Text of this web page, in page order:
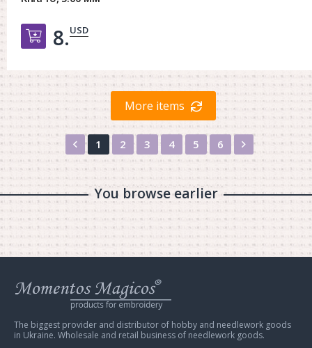
Добавить в корзину
8.USD
More items
Назад
1 2 3 4 5 6 Вперед
You browse earlier
Web
store
Mit
The biggest provider and distributor of hobby and needlework goods
in Ukraine. Wholesale and retail business of needlework goods.